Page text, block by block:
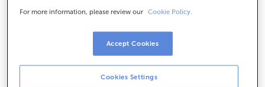
Podédesme axudar a solicitar os
Europea para a miña empresa?
For more information, please review our Cookie Policy.
Cookies Settings
Accept Cookies